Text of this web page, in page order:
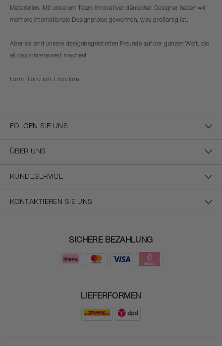
Materialien. Mit unserem Team innovativer dänischer Designer haben wir
mehrere internationale Designpreise gewonnen, was großartig ist.
Aber es sind unsere designbegeisterten Freunde auf der ganzen Welt, die
all das lohnenswert machen!
Form. Function. Emotions
FOLGEN SIE UNS
ÜBER UNS
KUNDESERVICE
KONTAKTIEREN SIE UNS
SICHERE BEZAHLUNG
LIEFERFORMEN